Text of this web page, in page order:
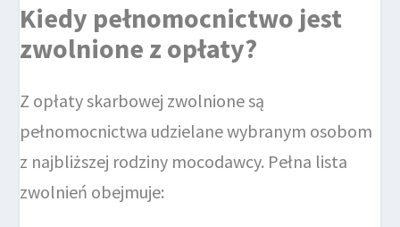
Kiedy pełnomocnictwo jest
zwolnione z opłaty?
Z opłaty skarbowej zwolnione są
pełnomocnictwa udzielane wybranym osobom
z najbliższej rodziny mocodawcy. Pełna lista
zwolnień obejmuje: